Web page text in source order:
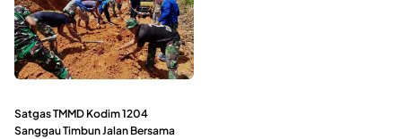
Satgas TMMD Kodim 1204
Sanggau Timbun Jalan Bersama